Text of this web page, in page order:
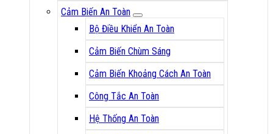
Cảm Biến An Toàn
Bộ Điều Khiển An Toàn
Cảm Biến Chùm Sáng
Cảm Biến Khoảng Cách An Toàn
Công Tắc An Toàn
Hệ Thống An Toàn